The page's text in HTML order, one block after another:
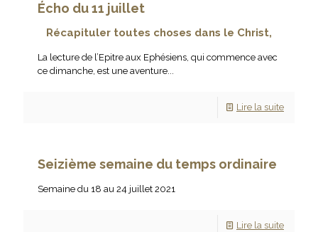
Écho du 11 juillet
Récapituler toutes choses dans le Christ,
La lecture de l’Epitre aux Ephésiens, qui commence avec
ce dimanche, est une aventure...
Lire la suite
Seizième semaine du temps ordinaire
Semaine du 18 au 24 juillet 2021
Lire la suite